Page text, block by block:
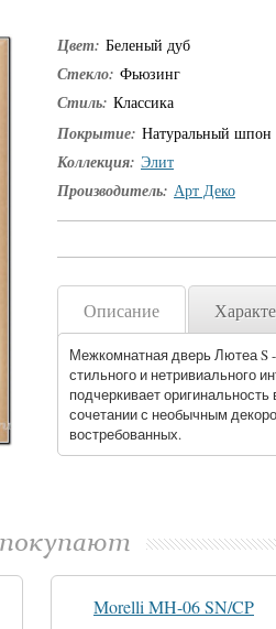
Цвет: Беленый дуб
Стекло: Фьюзинг
Стиль: Классика
Покрытие: Натуральный шпон
Коллекция: Элит
Производитель: Арт Деко
Описание
Межкомнатная дверь Лютеа S
стильного и нетривиального
подчеркивает
сочетании с необычным
востребованных.
Morelli MH-06 SN/CP